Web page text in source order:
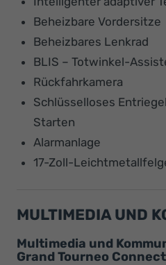
Beheizbare Vordersitze
Beheizbares Lenkrad
BLIS – Totwinkel-
Rückfahrkamera
Schlüsselloses
Starten
Alarmanlage
17-Zoll-
MULTIMEDIA UND
Multimedia und
Grand Tourneo Connect